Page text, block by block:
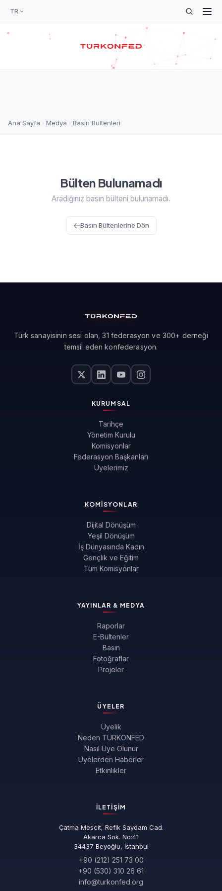
TR
Ana Sayfa Medya Basın Bültenleri
Bülten Bulunamadı
Aradığınız basın bülteni bulunamadı.
Basın Bültenlerine Dön
Türk sanayisinin sesi olan, 31 federasyon ve 300+ derneği
temsil eden konfederasyon.
KURUMSAL
Tarihçe
Yönetim Kurulu
Komisyonlar
Federasyon Başkanları
Üyelerimiz
KOMISYONLAR
Dijital Dönüşüm
Yeşil Dönüşüm
İş Dünyasında Kadın
Gençlik ve Eğitim
Tüm Komisyonlar
YAYINLAR & MEDYA
Raporlar
E-Bültenler
Basın
Fotoğraflar
Projeler
ÜYELER
Üyelik
Neden TÜRKONFED
Nasıl Üye Olunur
Üyelerden Haberler
Etkinlikler
İLETIŞIM
Çatma Mescit, Refik Saydam Cad.
Akarca Sok. No:41
34437 Beyoğlu, İstanbul
+90 (212) 251 73 00
+90 (530) 310 26 61
info@turkonfed.org